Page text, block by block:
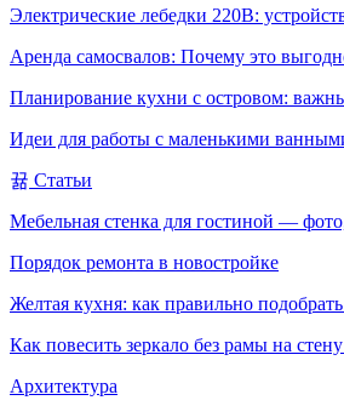
Электрические лебедки 220В:
Аренда самосвалов: Почему это
Планирование кухни с островом:
Идеи для работы с маленькими
Статьи
Мебельная стенка для гостиной —
Порядок ремонта в новостройке
Желтая кухня: как правильно
Как повесить зеркало без рамы на
Архитектура